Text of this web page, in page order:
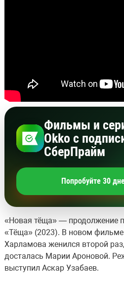
Фильмы и
Okko с
СберПрайм
Попробуйте 30
«Новая тёща» — продолжение
«Тёща» (2023). В новом фильме
Харламова женился второй
досталась Марии Ароновой.
выступил Аскар Узабаев.